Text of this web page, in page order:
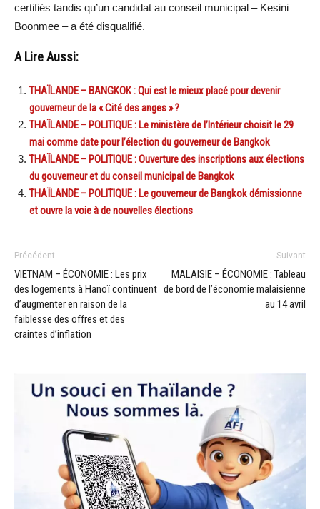
certifiés tandis qu’un candidat au conseil municipal – Kesini
Boonmee – a été disqualifié.
A Lire Aussi:
THAÏLANDE – BANGKOK : Qui est le mieux placé pour devenir
gouverneur de la « Cité des anges » ?
THAÏLANDE – POLITIQUE : Le ministère de l’Intérieur choisit le 29
mai comme date pour l’élection du gouverneur de Bangkok
THAÏLANDE – POLITIQUE : Ouverture des inscriptions aux élections
du gouverneur et du conseil municipal de Bangkok
THAÏLANDE – POLITIQUE : Le gouverneur de Bangkok démissionne
et ouvre la voie à de nouvelles élections
Précédent
VIETNAM – ÉCONOMIE : Les prix
des logements à Hanoï continuent
d’augmenter en raison de la
faiblesse des offres et des
craintes d’inflation
Suivant
MALAISIE – ÉCONOMIE : Tableau
de bord de l’économie malaisienne
au 14 avril